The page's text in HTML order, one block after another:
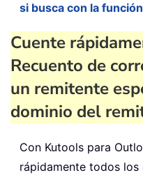
si busca con la
Cuente
Recuento de
un remitente
dominio del
Con Kutools para
rápidamente todos los